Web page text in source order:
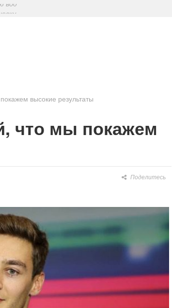
Лу
высокие результаты
что мы покажем
Поделитесь